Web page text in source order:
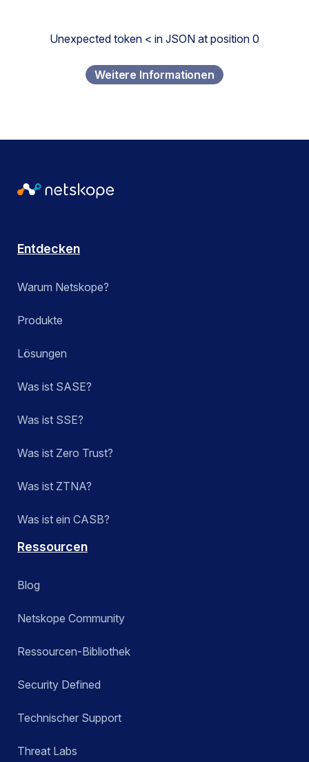
Unexpected token < in JSON at position 0
Weitere Informationen
Entdecken
Warum Netskope?
Produkte
Lösungen
Was ist SASE?
Was ist SSE?
Was ist Zero Trust?
Was ist ZTNA?
Was ist ein CASB?
Ressourcen
Blog
Netskope Community
Ressourcen-Bibliothek
Security Defined
Technischer Support
Threat Labs